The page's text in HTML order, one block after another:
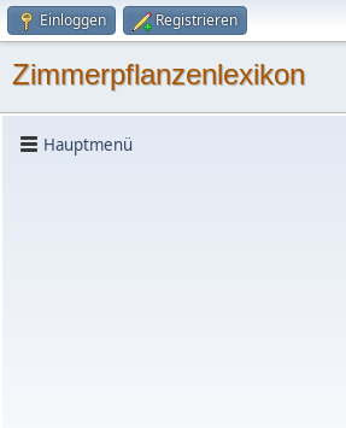
Einloggen Registrieren
Zimmerpflanzenlexikon
Hauptmenü